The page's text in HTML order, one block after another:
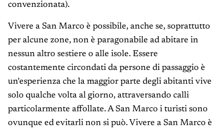
convenzionata).
Vivere a San Marco è possibile, anche se, soprattutto
per alcune zone, non è paragonabile ad abitare in
nessun altro sestiere o alle isole. Essere
costantemente circondati da persone di passaggio è
un'esperienza che la maggior parte degli abitanti vive
solo qualche volta al giorno, attraversando calli
particolarmente affollate. A San Marco i turisti sono
ovunque ed evitarli non si può. Vivere a San Marco è